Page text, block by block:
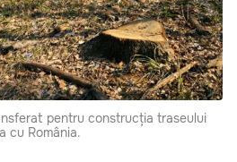
pentru construcția traseului
cu România.